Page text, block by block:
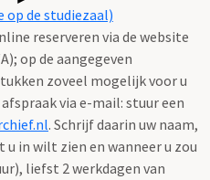
op de studiezaal)
reserveren via de website
op de aangegeven
zoveel mogelijk voor u
via e-mail: stuur een
. Schrijf daarin uw naam,
in wilt zien en wanneer u zou
liefst 2 werkdagen van